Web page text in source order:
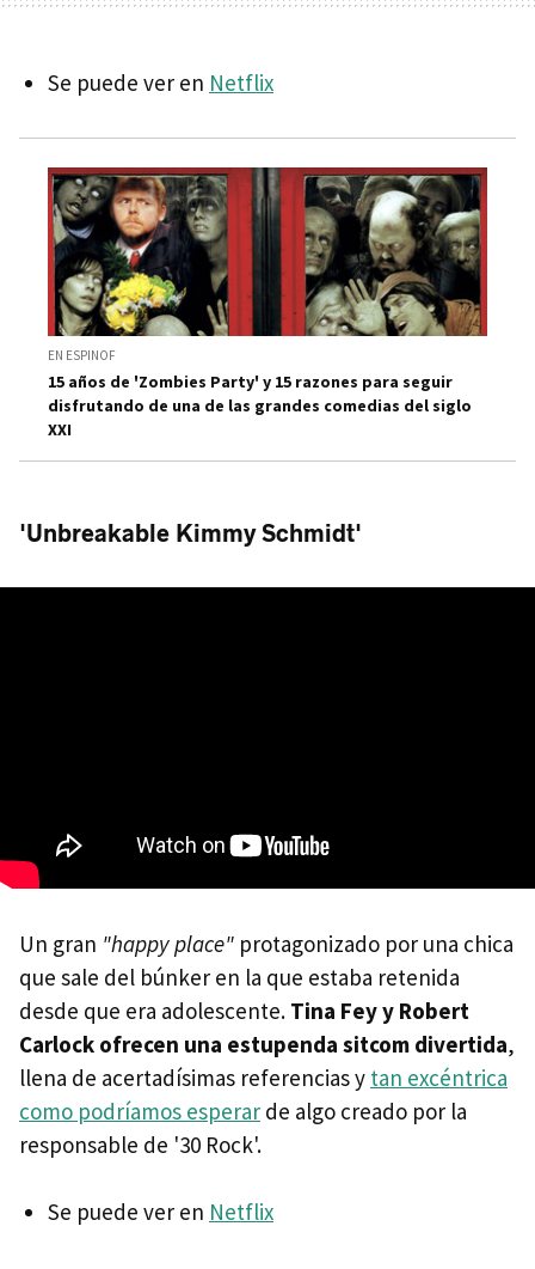
Se puede ver en Netflix
EN ESPINOF
15 años de 'Zombies Party' y 15 razones para seguir
disfrutando de una de las grandes comedias del siglo
XXI
'Unbreakable Kimmy Schmidt'
Un gran "happy place" protagonizado por una chica
que sale del búnker en la que estaba retenida
desde que era adolescente. Tina Fey y Robert
Carlock ofrecen una estupenda sitcom divertida,
llena de acertadísimas referencias y tan excéntrica
como podríamos esperar de algo creado por la
responsable de '30 Rock'.
Se puede ver en Netflix